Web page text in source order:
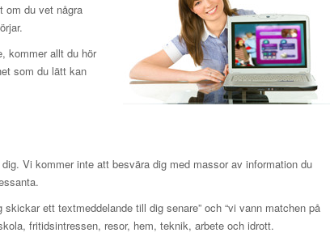
om du vet några
kommer allt du hör
som du lätt kan
Vi kommer inte att besvära dig med massor av information du
ett textmeddelande till dig senare” och “vi vann matchen på
fritidsintressen, resor, hem, teknik, arbete och idrott.